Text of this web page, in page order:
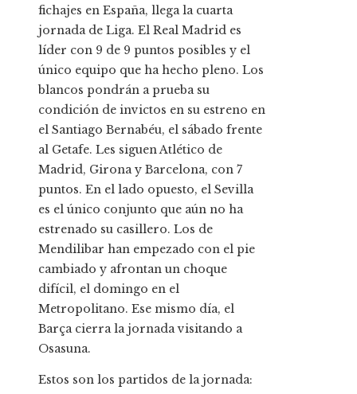
fichajes en España, llega la cuarta
jornada de Liga. El Real Madrid es
líder con 9 de 9 puntos posibles y el
único equipo que ha hecho pleno. Los
blancos pondrán a prueba su
condición de invictos en su estreno en
el Santiago Bernabéu, el sábado frente
al Getafe. Les siguen Atlético de
Madrid, Girona y Barcelona, con 7
puntos. En el lado opuesto, el Sevilla
es el único conjunto que aún no ha
estrenado su casillero. Los de
Mendilibar han empezado con el pie
cambiado y afrontan un choque
difícil, el domingo en el
Metropolitano. Ese mismo día, el
Barça cierra la jornada visitando a
Osasuna.
Estos son los partidos de la jornada: